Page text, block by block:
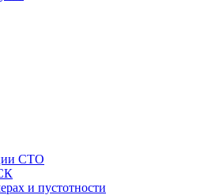
СТО
и пустотности